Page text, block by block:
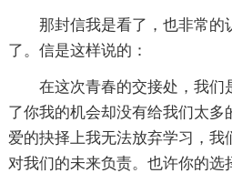
那封信我是看了，也非常的
了。信是这样说的：
在这次青春的交接处，我们
了你我的机会却没有给我们太
爱的抉择上我无法放弃学习，我
对我们的未来负责。也许你的选